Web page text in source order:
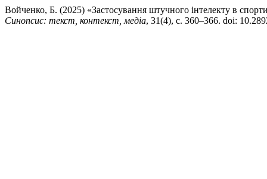
Войченко, Б. (2025) «Застосування штучного інтелекту в
Синопсис: текст, контекст, медіа, 31(4), с. 360–366. doi: